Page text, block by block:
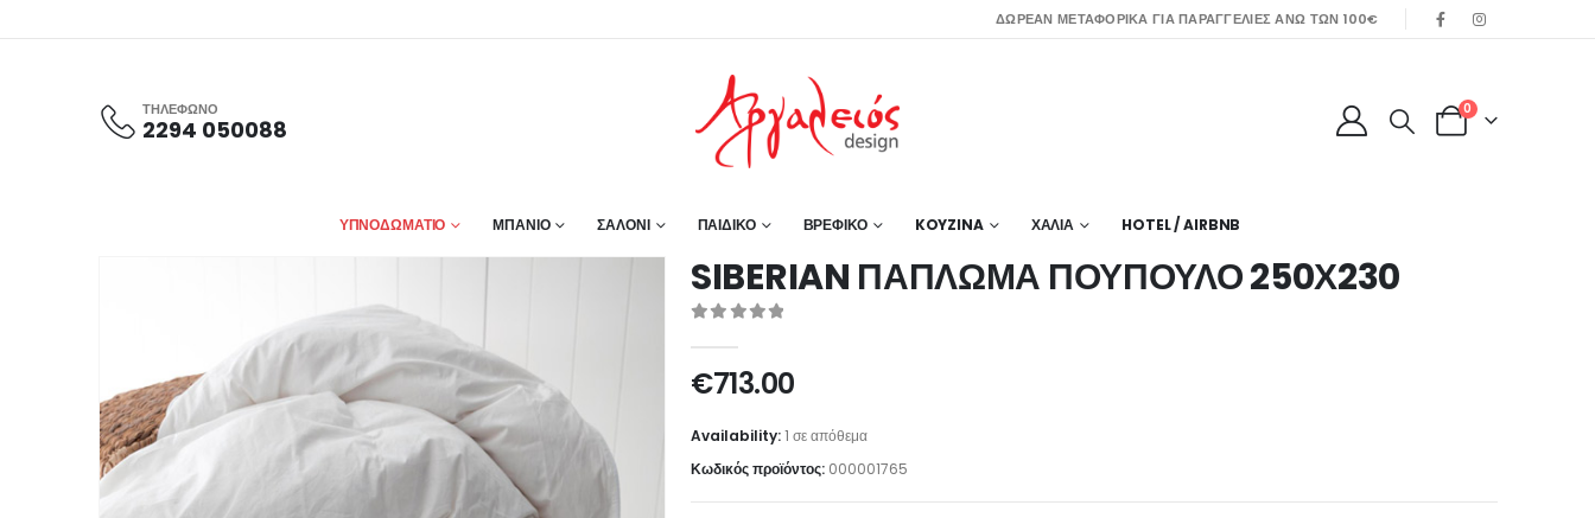
ΔΩΡΕΑΝ ΜΕΤΑΦΟΡΙΚΑ ΓΙΑ ΠΑΡΑΓΓΕΛΙΕΣ ΑΝΩ ΤΩΝ 100€
ΤΗΛΕΦΩΝΟ
2294 050088
0
ΥΠΝΟΔΩΜΑΤΙΟ ΜΠΑΝΙΟ ΣΑΛΟΝΙ ΠΑΙΔΙΚΟ ΒΡΕΦΙΚΟ KOYZINA ΧΑΛΙΑ HOTEL / AIRBNB
SIBERIAN ΠΑΠΛΩΜΑ ΠΟΥΠΟΥΛΟ 250Χ230
€713.00
Availability:1 σε απόθεμα
Κωδικός προϊόντος: 000001765